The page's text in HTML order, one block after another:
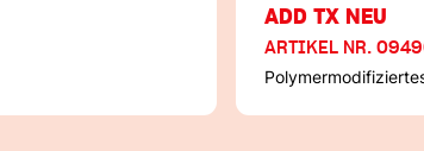
ADD TX NEU
ARTIKEL NR.